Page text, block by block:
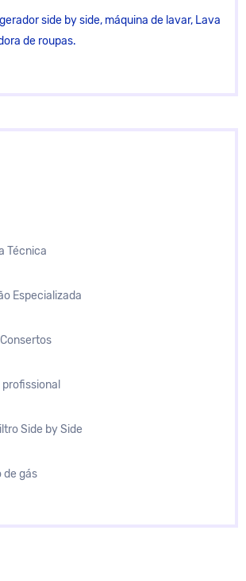
side by side, máquina de lavar, Lava
de roupas.
Técnica
Especializada
Side by Side
de gás